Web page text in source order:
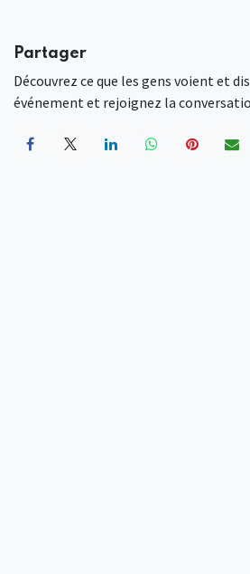
Partager
Découvrez ce que les gens voient et
événement et rejoignez la